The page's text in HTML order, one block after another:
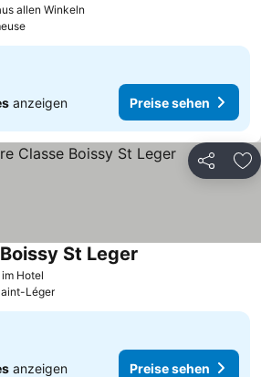
allen Winkeln
anzeigen Preise sehen
Teilen
Hotel
St Leger
Léger
anzeigen Preise sehen